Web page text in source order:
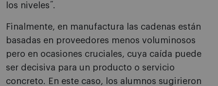
los niveles˝.
Finalmente, en manufactura las cadenas están
basadas en proveedores menos voluminosos
pero en ocasiones cruciales, cuya caída puede
ser decisiva para un producto o servicio
concreto. En este caso, los alumnos sugirieron